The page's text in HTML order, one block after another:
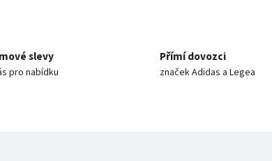
slevy
pro nabídku
Přímí dovozci
značek Adidas a Legea